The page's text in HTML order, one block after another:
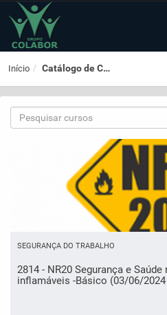
Início Catálogo de Cursos
SEGURANÇA DO TRABALHO
2814 - NR20 Segurança e
inflamáveis -Básico (03/06/